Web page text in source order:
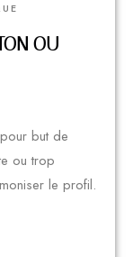
OU
but de
ou trop
le profil.